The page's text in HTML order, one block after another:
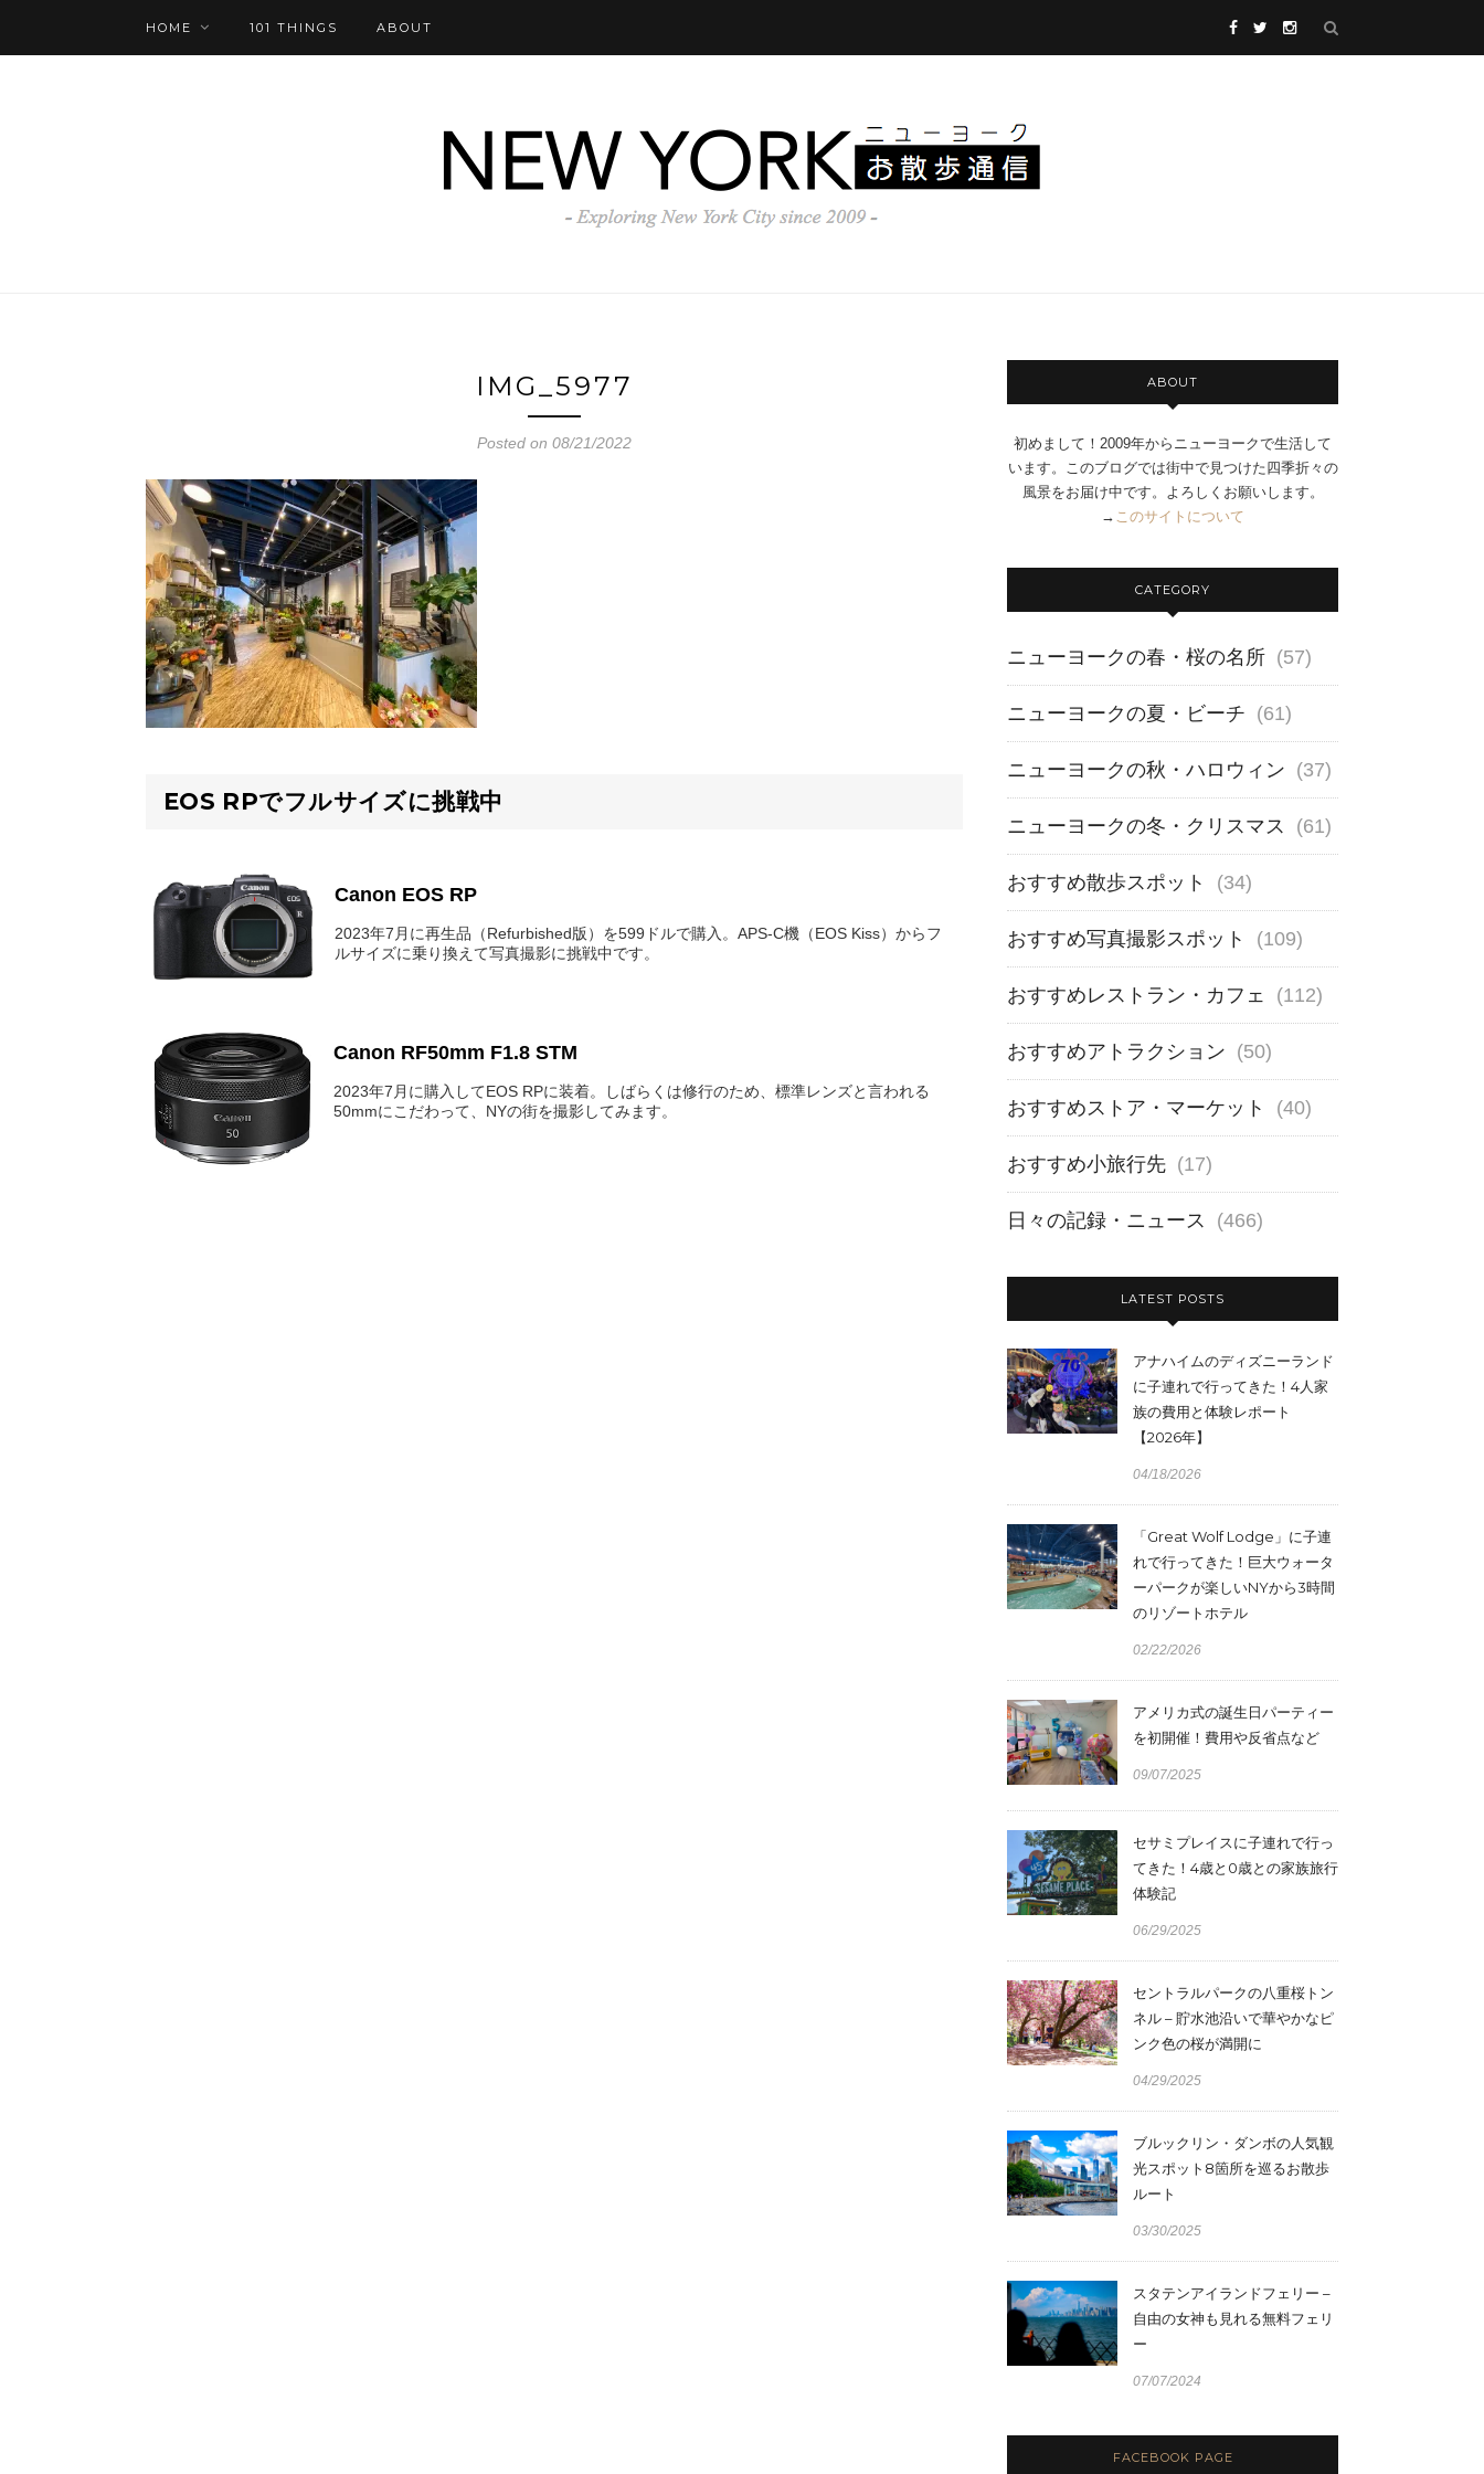
HOME 101 THINGS ABOUT
IMG_5977
Posted on 08/21/2022
EOS RPでフルサイズに挑戦中
Canon EOS RP
2023年7月に再生品（Refurbished版）を599ドルで購入。APS-C機（EOS Kiss）からフ
ルサイズに乗り換えて写真撮影に挑戦中です。
Canon RF50mm F1.8 STM
2023年7月に購入してEOS RPに装着。しばらくは修行のため、標準レンズと言われる
50mmにこだわって、NYの街を撮影してみます。
ABOUT
初めまして！2009年からニューヨークで生活して
います。このブログでは街中で見つけた四季折々の
風景をお届け中です。よろしくお願いします。
→ このサイトについて
CATEGORY
ニューヨークの春・桜の名所 (57)
ニューヨークの夏・ビーチ (61)
ニューヨークの秋・ハロウィン (37)
ニューヨークの冬・クリスマス (61)
おすすめ散歩スポット (34)
おすすめ写真撮影スポット (109)
おすすめレストラン・カフェ (112)
おすすめアトラクション (50)
おすすめストア・マーケット (40)
おすすめ小旅行先 (17)
日々の記録・ニュース (466)
LATEST POSTS
アナハイムのディズニーランド
に子連れで行ってきた！4人家
族の費用と体験レポート
【2026年】
04/18/2026
「Great Wolf Lodge」に子連
れで行ってきた！巨大ウォータ
ーパークが楽しいNYから3時間
のリゾートホテル
02/22/2026
アメリカ式の誕生日パーティー
を初開催！費用や反省点など
09/07/2025
セサミプレイスに子連れで行っ
てきた！4歳と0歳との家族旅行
体験記
06/29/2025
セントラルパークの八重桜トン
ネル – 貯水池沿いで華やかなピ
ンク色の桜が満開に
04/29/2025
ブルックリン・ダンボの人気観
光スポット8箇所を巡るお散歩
ルート
03/30/2025
スタテンアイランドフェリー –
自由の女神も見れる無料フェリ
ー
07/07/2024
FACEBOOK PAGE